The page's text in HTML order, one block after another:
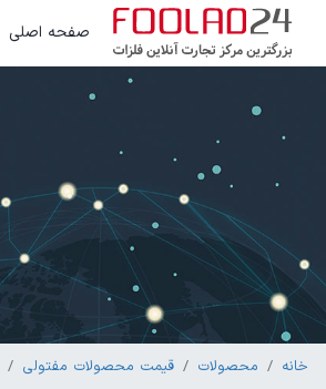
صفحه اصلی
خانه محصولات قیمت محصولات مفتولی